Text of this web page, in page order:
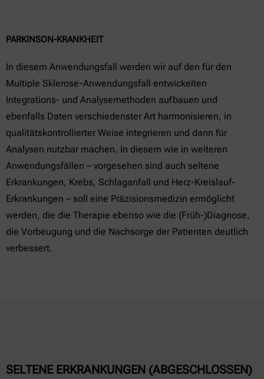
PARKINSON-KRANKHEIT
In diesem Anwendungsfall werden wir auf den für den
Multiple Sklerose-Anwendungsfall entwickelten
Integrations- und Analysemethoden aufbauen und
ebenfalls Daten verschiedenster Art harmonisieren, in
qualitätskontrollierter Weise integrieren und dann für
Analysen nutzbar machen. In diesem wie in weiteren
Anwendungsfällen – vorgesehen sind auch seltene
Erkrankungen, Krebs, Schlaganfall und Herz-Kreislauf-
Erkrankungen – soll eine Präzisionsmedizin ermöglicht
werden, die die Therapie ebenso wie die (Früh-)Diagnose,
die Vorbeugung und die Nachsorge der Patienten deutlich
verbessert.
SELTENE ERKRANKUNGEN (ABGESCHLOSSEN)